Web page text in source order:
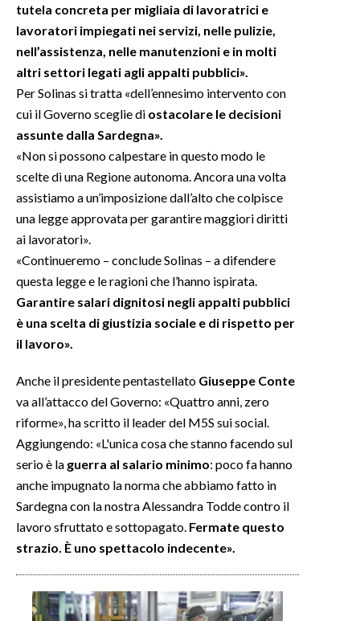
tutela concreta per migliaia di lavoratrici e
lavoratori impiegati nei servizi, nelle pulizie,
nell’assistenza, nelle manutenzioni e in molti
altri settori legati agli appalti pubblici».
Per Solinas si tratta «dell’ennesimo intervento con
cui il Governo sceglie di ostacolare le decisioni
assunte dalla Sardegna».
«Non si possono calpestare in questo modo le
scelte di una Regione autonoma. Ancora una volta
assistiamo a un’imposizione dall’alto che colpisce
una legge approvata per garantire maggiori diritti
ai lavoratori».
«Continueremo – conclude Solinas – a difendere
questa legge e le ragioni che l’hanno ispirata.
Garantire salari dignitosi negli appalti pubblici
è una scelta di giustizia sociale e di rispetto per
il lavoro».
Anche il presidente pentastellato Giuseppe Conte
va all’attacco del Governo: «Quattro anni, zero
riforme», ha scritto il leader del M5S sui social.
Aggiungendo: «L'unica cosa che stanno facendo sul
serio è la guerra al salario minimo: poco fa hanno
anche impugnato la norma che abbiamo fatto in
Sardegna con la nostra Alessandra Todde contro il
lavoro sfruttato e sottopagato. Fermate questo
strazio. È uno spettacolo indecente».